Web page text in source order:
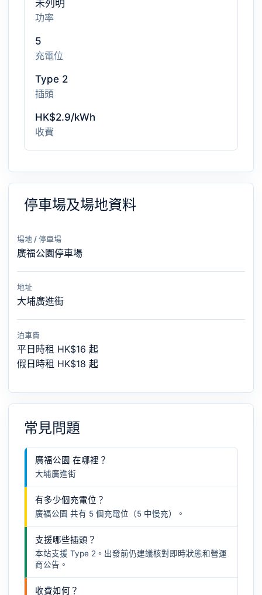
未列明
功率
5
充電位
Type 2
插頭
HK$2.9/kWh
收費
停車場及場地資料
場地 / 停車場
廣福公園停車場
地址
大埔廣進街
泊車費
平日時租 HK$16 起
假日時租 HK$18 起
常見問題
廣福公園 在哪裡？
大埔廣進街
有多少個充電位？
廣福公園 共有 5 個充電位（5 中慢充）。
支援哪些插頭？
本站支援 Type 2。出發前仍建議核對即時狀態和營運
商公告。
收費如何？